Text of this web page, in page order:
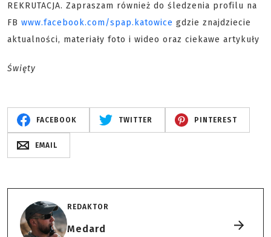
REKRUTACJA. Zapraszam również do śledzenia profilu na
FB www.facebook.com/spap.katowice gdzie znajdziecie
aktualności, materiały foto i wideo oraz ciekawe artykuły
Święty
FACEBOOK TWITTER PINTEREST
EMAIL
REDAKTOR
Medard